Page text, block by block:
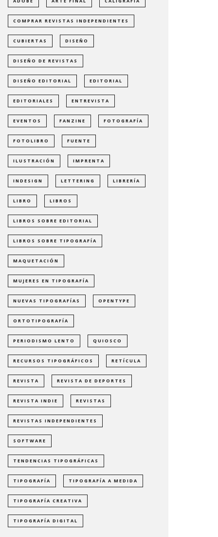
COMPRAR REVISTAS INDEPENDIENTES
CUBIERTAS DISEÑO
DISEÑO DE REVISTAS
DISEÑO EDITORIAL EDITORIAL
EDITORIALES ENTREVISTA
EVENTOS FANZINE FOTOGRAFÍA
FOTOLIBRO FUENTE
ILUSTRACIÓN IMPRENTA
INDESIGN LETTERING LIBRERÍA
LIBRO LIBROS
LIBROS SOBRE EDITORIAL
LIBROS SOBRE TIPOGRAFÍA
MAQUETACIÓN
MUJERES EN TIPOGRAFÍA
NUEVAS TIPOGRAFÍAS OPENTYPE
ORTOTIPOGRAFÍA
PERIODISMO LENTO QUIOSCO
RECURSOS TIPOGRÁFICOS RETÍCULA
REVISTA REVISTA DE DEPORTES
REVISTA INDIE REVISTAS
REVISTAS INDEPENDIENTES
SOFTWARE
TENDENCIAS TIPOGRÁFICAS
TIPOGRAFÍA TIPOGRAFÍA A MEDIDA
TIPOGRAFÍA CREATIVA
TIPOGRAFÍA DIGITAL